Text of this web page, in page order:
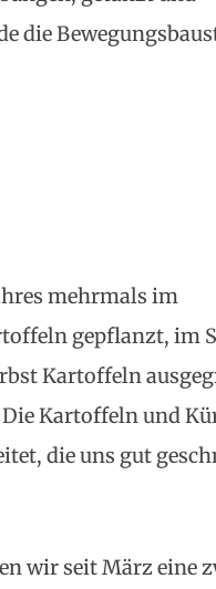
die
mehrmals im
gepflanzt, im
Kartoffeln
Kartoffeln und
die uns gut
wir seit März eine